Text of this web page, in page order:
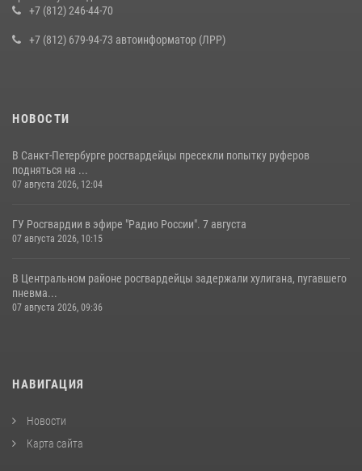
воспитанниками детского клуба «Умные каникулы»
+7 (812) 246-44-70
+7 (812) 679-94-73 автоинформатор (ЛРР)
НОВОСТИ
В Санкт-Петербурге росгвардейцы пресекли попытку руферов
подняться на ...
07 августа 2026, 12:04
ГУ Росгвардии в эфире "Радио России". 7 августа
07 августа 2026, 10:15
В Центральном районе росгвардейцы задержали хулигана, пугавшего
пневма...
07 августа 2026, 09:36
НАВИГАЦИЯ
Новости
Карта сайта